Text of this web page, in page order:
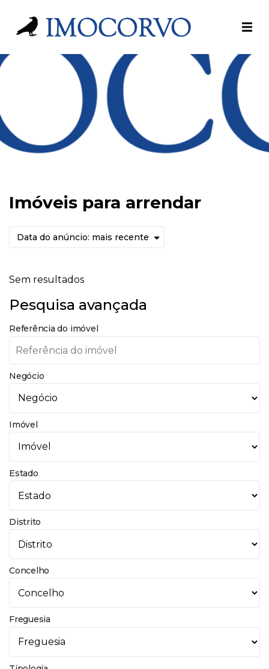
Imóveis para arrendar
Sem resultados
Pesquisa avançada
Referência do imóvel
Negócio
Imóvel
Estado
Distrito
Concelho
Freguesia